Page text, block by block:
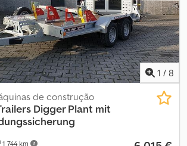
1 / 8
1 744 km
de construção
Digger Plant mit